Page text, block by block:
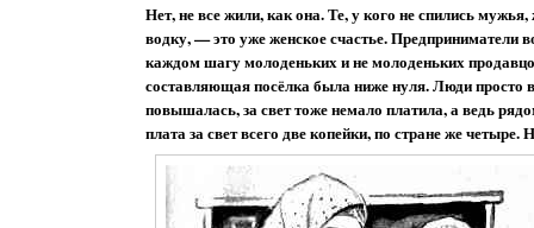
Нет, не все жили, как она. Те, у кого не спились
водку, — это уже женское счастье.
каждом шагу молоденьких и не молоденьких
составляющая посёлка была ниже нуля. Люди
повышалась, за свет тоже немало платила, а ведь
плата за свет всего две копейки, по стране же